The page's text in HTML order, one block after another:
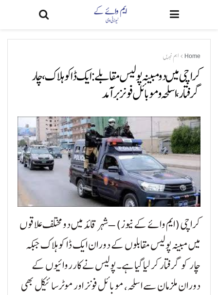
Home اہم خبریں
کراچی میں دو مبینہ پولیس مقابلے: ایک ڈاکو ہلاک، چار
گرفتار، اسلحہ و موبائل فونز برآمد
کراچی (ایم وائے کے نیوز) – شہر قائد میں دو مختلف علاقوں
میں مبینہ پولیس مقابلوں کے دوران ایک ڈاکو ہلاک جبکہ
چار کو گرفتار کر لیا گیا ہے۔ پولیس نے کارروائیوں کے
دوران ملزمان سے اسلحہ، موبائل فونز اور موٹرسائیکل بھی